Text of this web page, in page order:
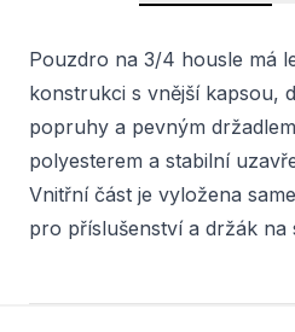
Pouzdro na 3/4 housle má
konstrukci s vnější kapsou,
popruhy a pevným
polyesterem a stabilní
Vnitřní část je vyložena
pro příslušenství a držák na